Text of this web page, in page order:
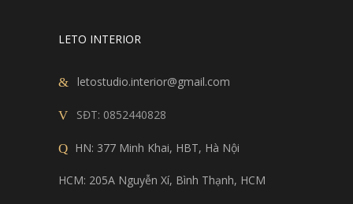
LETO INTERIOR
letostudio.interior@gmail.com
SĐT: 0852440828
HN: 377 Minh Khai, HBT, Hà Nội
HCM: 205A Nguyễn Xí, Bình Thạnh, HCM